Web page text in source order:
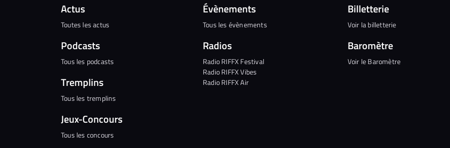
Actus
Toutes les actus
Podcasts
Tous les podcasts
Tremplins
Tous les tremplins
Jeux-Concours
Tous les concours
Évènements
Tous les évènements
Radios
Radio RIFFX Festival
Radio RIFFX Vibes
Radio RIFFX Air
Billetterie
Voir la billetterie
Baromètre
Voir le Baromètre